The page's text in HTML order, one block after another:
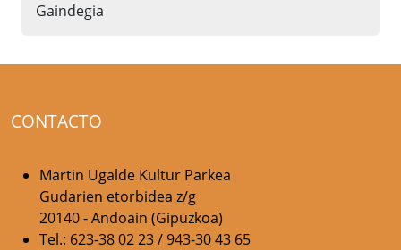
Gaindegia
CONTACTO
Martin Ugalde Kultur Parkea
Gudarien etorbidea z/g
20140 - Andoain (Gipuzkoa)
Tel.: 623-38 02 23 / 943-30 43 65